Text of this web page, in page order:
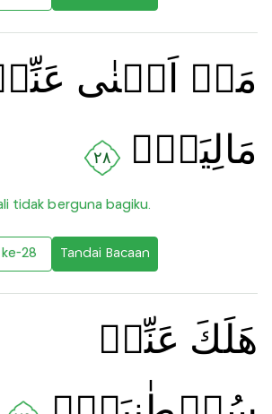
مَاۤ اَغۡنٰى
مَالِيَهۡۚ ٢٨
tidak berguna bagiku.
28 Tandai Bacaan
هَلَكَ عَنِّىۡ